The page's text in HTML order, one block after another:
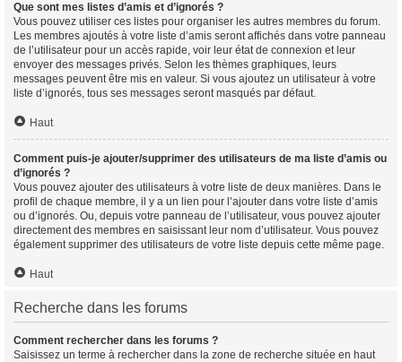
Que sont mes listes d’amis et d’ignorés ?
Vous pouvez utiliser ces listes pour organiser les autres membres du forum.
Les membres ajoutés à votre liste d’amis seront affichés dans votre panneau
de l’utilisateur pour un accès rapide, voir leur état de connexion et leur
envoyer des messages privés. Selon les thèmes graphiques, leurs
messages peuvent être mis en valeur. Si vous ajoutez un utilisateur à votre
liste d’ignorés, tous ses messages seront masqués par défaut.
Haut
Comment puis-je ajouter/supprimer des utilisateurs de ma liste d’amis ou
d’ignorés ?
Vous pouvez ajouter des utilisateurs à votre liste de deux manières. Dans le
profil de chaque membre, il y a un lien pour l’ajouter dans votre liste d’amis
ou d’ignorés. Ou, depuis votre panneau de l’utilisateur, vous pouvez ajouter
directement des membres en saisissant leur nom d’utilisateur. Vous pouvez
également supprimer des utilisateurs de votre liste depuis cette même page.
Haut
Recherche dans les forums
Comment rechercher dans les forums ?
Saisissez un terme à rechercher dans la zone de recherche située en haut